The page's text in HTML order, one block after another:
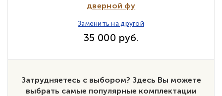
дверной фу
Заменить на другой
35 000 руб.
Затрудняетесь с выбором? Здесь Вы можете
выбрать самые популярные комплектации